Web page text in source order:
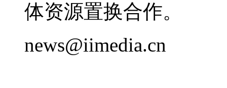
体资源置换合作。
news@iimedia.cn